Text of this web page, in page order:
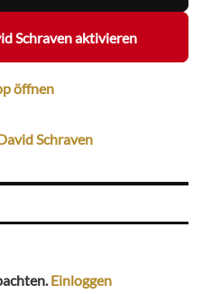
Schraven aktivieren
öffnen
Schraven
Einloggen